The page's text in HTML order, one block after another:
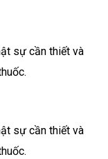
sự cần thiết và
sự cần thiết và